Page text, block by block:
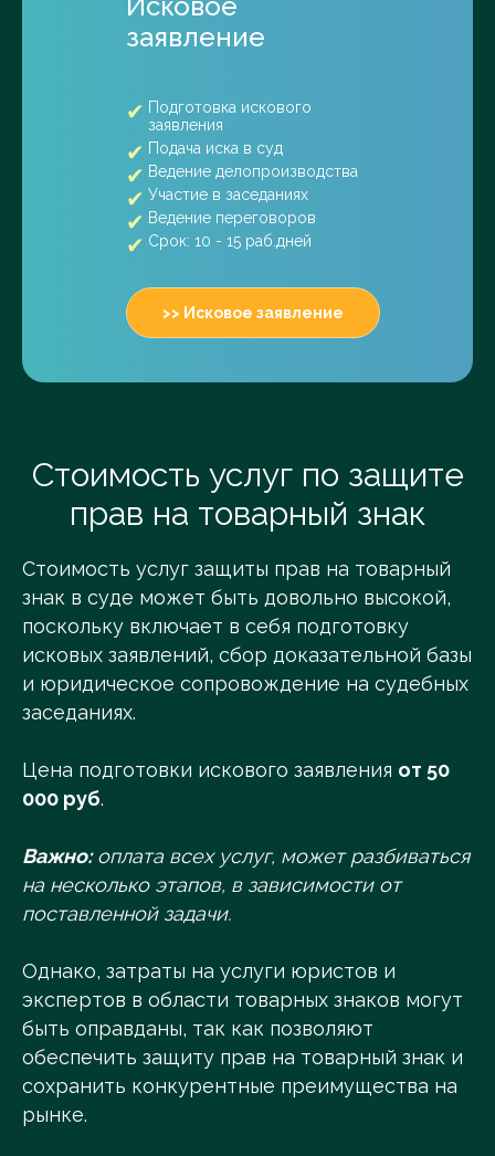
заявление
Подготовка искового
заявления
Подача иска в суд
Ведение делопроизводства
Участие в заседаниях
Ведение переговоров
Срок: 10 - 15 раб.дней
>> Исковое заявление
Стоимость услуг по защите
прав на товарный знак
Стоимость услуг защиты прав на товарный
знак в суде может быть довольно высокой,
поскольку включает в себя подготовку
исковых заявлений, сбор доказательной базы
и юридическое сопровождение на судебных
заседаниях.
Цена подготовки искового заявления от 50
000 руб.
Важно:оплата всех услуг, может разбиваться
на несколько этапов, в зависимости от
поставленной задачи.
Однако, затраты на услуги юристов и
экспертов в области товарных знаков могут
быть оправданы, так как позволяют
обеспечить защиту прав на товарный знак и
сохранить конкурентные преимущества на
рынке.